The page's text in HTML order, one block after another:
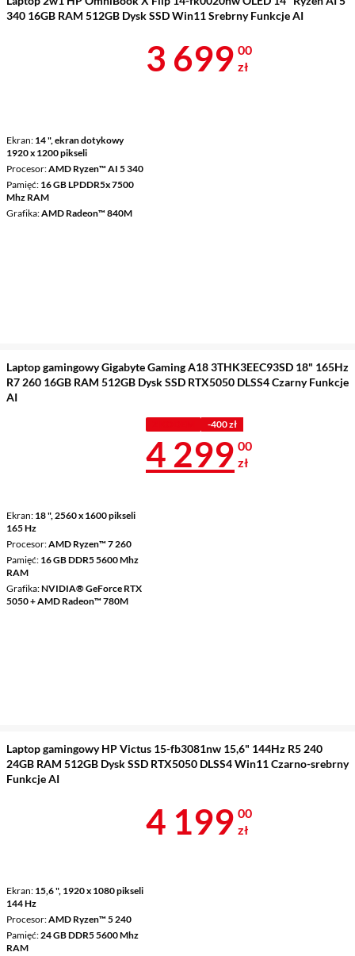
340 16GB RAM 512GB Dysk SSD Win11 Srebrny Funkcje AI
Ekran 14 ", ekran dotykowy
1920 x 1200 pikseli
Procesor AMD Ryzen™ AI 5 340
Pamięć 16 GB LPDDR5x 7500
Mhz RAM
Grafika AMD Radeon™ 840M
Cena 3 699 zł
3 699 00
zł
Laptop gamingowy Gigabyte Gaming A18 3THK3EEC93SD 18" 165Hz
R7 260 16GB RAM 512GB Dysk SSD RTX5050 DLSS4 Czarny Funkcje
AI
Ekran 18 ", 2560 x 1600 pikseli
165 Hz
Procesor AMD Ryzen™ 7 260
Pamięć 16 GB DDR5 5600 Mhz
RAM
Grafika NVIDIA® GeForce RTX
5050 + AMD Radeon™ 780M
-400 zł
Cena 4 299 zł
4 299 00
zł
Laptop gamingowy HP Victus 15-fb3081nw 15,6" 144Hz R5 240
24GB RAM 512GB Dysk SSD RTX5050 DLSS4 Win11 Czarno-srebrny
Funkcje AI
Ekran 15,6 ", 1920 x 1080 pikseli
144 Hz
Procesor AMD Ryzen™ 5 240
Pamięć 24 GB DDR5 5600 Mhz
RAM
Cena 4 199 zł
4 199 00
zł